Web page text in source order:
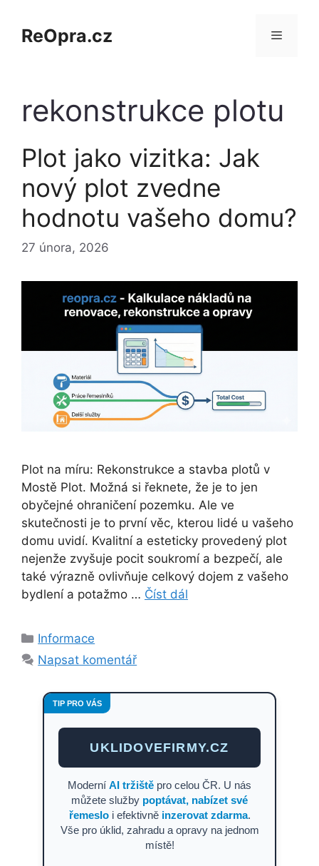
obsahReOpra.cz
rekonstrukce plotu
Plot jako vizitka: Jak
nový plot zvedne
hodnotu vašeho domu?
27 února, 2026
Plot na míru: Rekonstrukce a stavba plotů v
Mostě Plot. Možná si řeknete, že je to jen
obyčejné ohraničení pozemku. Ale ve
skutečnosti je to první věc, kterou lidé u vašeho
domu uvidí. Kvalitní a esteticky provedený plot
nejenže zvyšuje pocit soukromí a bezpečí, ale
také výrazně ovlivňuje celkový dojem z vašeho
bydlení a potažmo … Číst dál
Rubriky
Informace
Napsat komentář
TIP PRO VÁS
UKLIDOVEFIRMY.CZ
Moderní AI tržiště pro celou ČR. U nás
můžete služby poptávat, nabízet své
řemesloi efektivně inzerovat zdarma.
Vše pro úklid, zahradu a opravy na jednom
místě!